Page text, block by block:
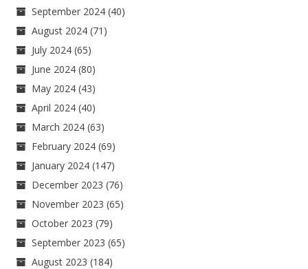
September 2024 (40)
August 2024 (71)
July 2024 (65)
June 2024 (80)
May 2024 (43)
April 2024 (40)
March 2024 (63)
February 2024 (69)
January 2024 (147)
December 2023 (76)
November 2023 (65)
October 2023 (79)
September 2023 (65)
August 2023 (184)